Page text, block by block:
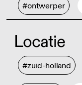
#ontwerper
Locatie
#zuid-holland